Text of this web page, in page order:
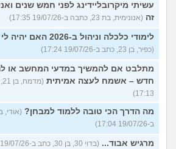
עשיתי מיקרובליידינג לפני חמש שנים
זה (אנונימית, בת 23, כתבה ב-19/07/26 17:35)
לימודי כלכלה וניהול ב-2026 האם יהיה לי עתיד בזה?
(כפיר, בן 23, כתב ב-19/07/26 17:24)
מתלבט אם להמשיך במדעי המחשב או
חדש – אשמח לעצה אמיתית
17:13)
מה הדרך הכי טובה ללמוד למבחן?
ב-19/07/26 17:04)
מרגיש אבוד... (בדוי 30, בן 30, כתב ב-19/07/26 16:55)